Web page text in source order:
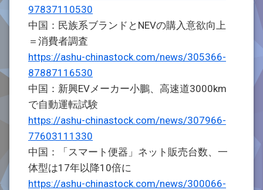
97837110530
中国：民族系ブランドとNEVの購入意欲向上
＝消費者調査
https://ashu-chinastock.com/news/305366-
87887116530
中国：新興EVメーカー小鵬、高速道3000km
で自動運転試験
https://ashu-chinastock.com/news/307966-
77603111330
中国：「スマート便器」ネット販売台数、一
体型は17年以降10倍に
https://ashu-chinastock.com/news/300066-